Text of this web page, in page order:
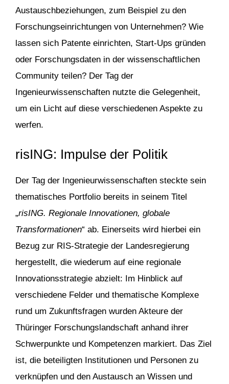
Austauschbeziehungen, zum Beispiel zu den
Forschungseinrichtungen von Unternehmen? Wie
lassen sich Patente einrichten, Start-Ups gründen
oder Forschungsdaten in der wissenschaftlichen
Community teilen? Der Tag der
Ingenieurwissenschaften nutzte die Gelegenheit,
um ein Licht auf diese verschiedenen Aspekte zu
werfen.
risING: Impulse der Politik
Der Tag der Ingenieurwissenschaften steckte sein
thematisches Portfolio bereits in seinem Titel
„risING. Regionale Innovationen, globale
Transformationen“ ab. Einerseits wird hierbei ein
Bezug zur RIS-Strategie der Landesregierung
hergestellt, die wiederum auf eine regionale
Innovationsstrategie abzielt: Im Hinblick auf
verschiedene Felder und thematische Komplexe
rund um Zukunftsfragen wurden Akteure der
Thüringer Forschungslandschaft anhand ihrer
Schwerpunkte und Kompetenzen markiert. Das Ziel
ist, die beteiligten Institutionen und Personen zu
verknüpfen und den Austausch an Wissen und